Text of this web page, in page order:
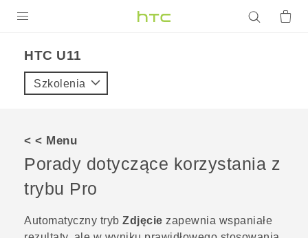
VIVE
VIVERSE
POMOC TECHNICZNA
HTC U11‎
Szkolenia
< < Menu
Porady dotyczące korzystania z
trybu Pro
Automatyczny tryb Zdjęcie zapewnia wspaniałe